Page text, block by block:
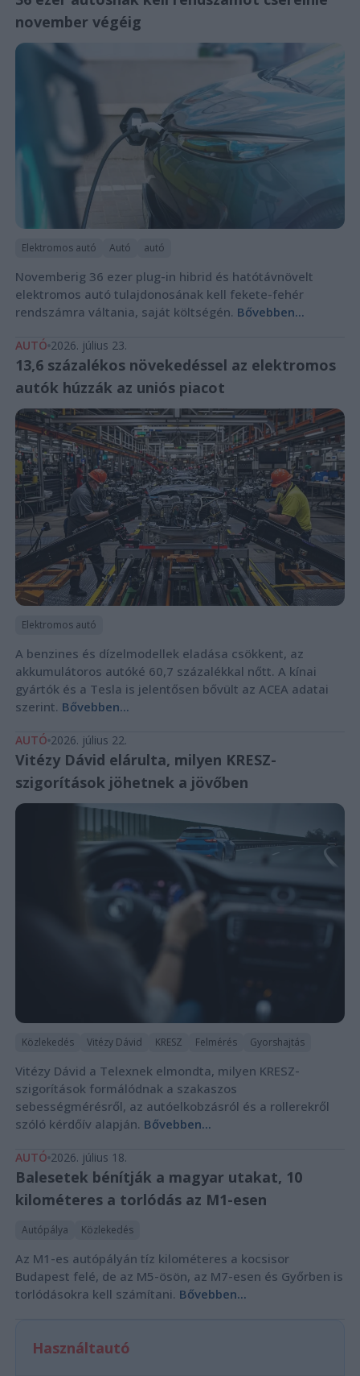
november végéig
Elektromos autó Autó autó
Novemberig 36 ezer plug-in hibrid és hatótávnövelt
elektromos autó tulajdonosának kell fekete-fehér
rendszámra váltania, saját költségén. Bővebben...
AUTÓ 2026. július 23.
13,6 százalékos növekedéssel az elektromos
autók húzzák az uniós piacot
Elektromos autó
A benzines és dízelmodellek eladása csökkent, az
akkumulátoros autóké 60,7 százalékkal nőtt. A kínai
gyártók és a Tesla is jelentősen bővült az ACEA adatai
szerint. Bővebben...
AUTÓ 2026. július 22.
Vitézy Dávid elárulta, milyen KRESZ-
szigorítások jöhetnek a jövőben
Közlekedés Vitézy Dávid KRESZ Felmérés Gyorshajtás
Vitézy Dávid a Telexnek elmondta, milyen KRESZ-
szigorítások formálódnak a szakaszos
sebességmérésről, az autóelkobzásról és a rollerekről
szóló kérdőív alapján. Bővebben...
AUTÓ 2026. július 18.
Balesetek bénítják a magyar utakat, 10
kilométeres a torlódás az M1-esen
Autópálya Közlekedés
Az M1-es autópályán tíz kilométeres a kocsisor
Budapest felé, de az M5-ösön, az M7-esen és Győrben is
torlódásokra kell számítani. Bővebben...
Használtautó